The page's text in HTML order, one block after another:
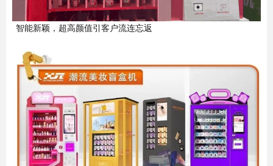
智能新颖，超高颜值引客户流连忘返